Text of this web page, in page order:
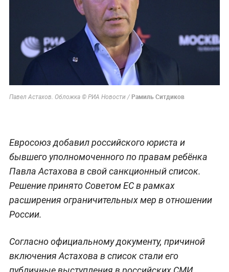
Павел Астахов. Обложка © РИА Новости / Рамиль Ситдиков
Евросоюз добавил российского юриста и
бывшего уполномоченного по правам ребёнка
Павла Астахова в свой санкционный список.
Решение принято Советом ЕС в рамках
расширения ограничительных мер в отношении
России.
Согласно официальному документу, причиной
включения Астахова в список стали его